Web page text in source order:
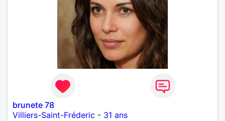
brunete 78
Villiers-Saint-Fréderic - 31 ans